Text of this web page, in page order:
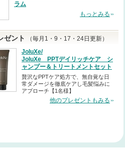
ラム
もっとみる
ゼント
（毎月1・9・17・24日更新）
JoluXe/
JoluXe PPTデイリッチケア シ
ャンプー＆トリートメントセット
贅沢なPPTケア処方で、無自覚な日
常ダメージを徹底ケアし毛髪悩みに
アプローチ【1名様】
他のプレゼントもみる